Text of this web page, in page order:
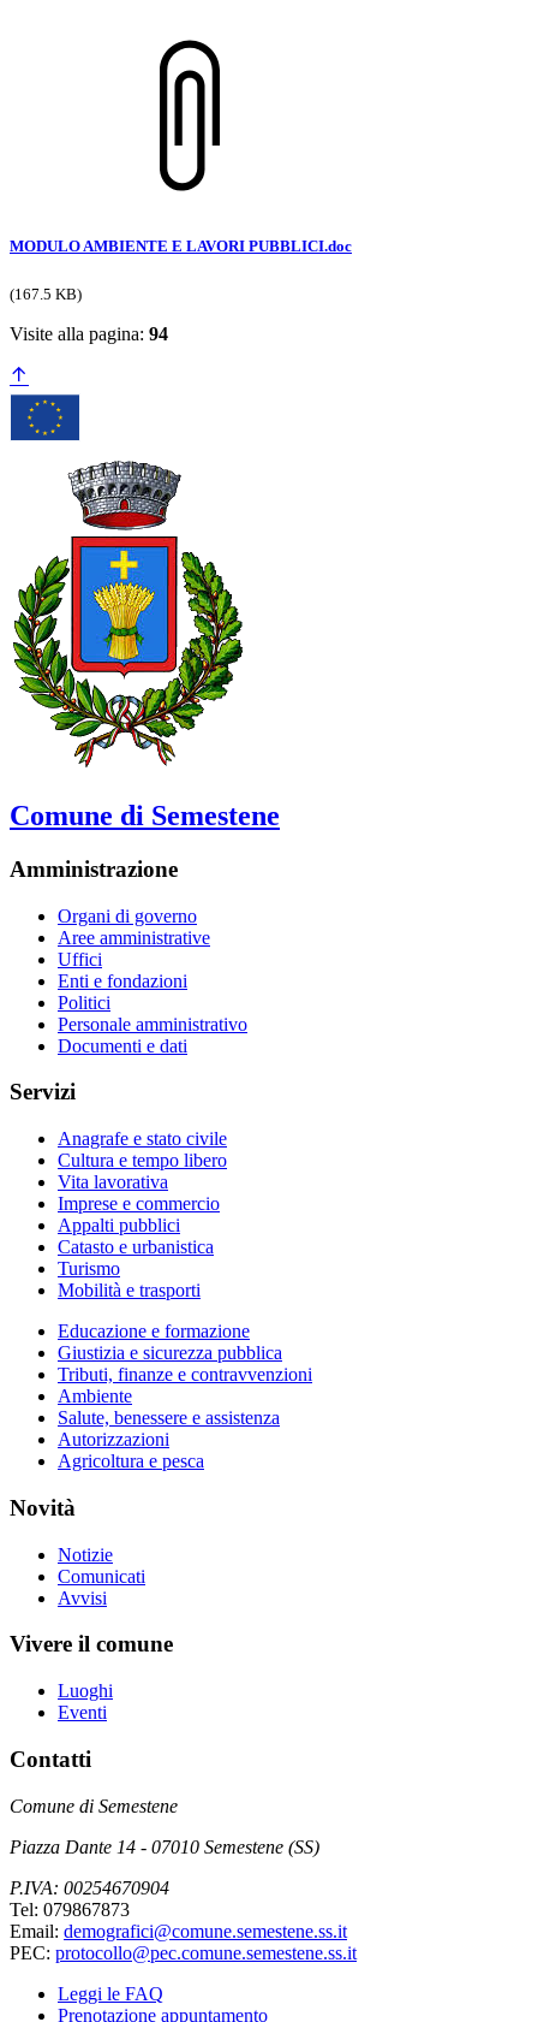
MODULO AMBIENTE E LAVORI PUBBLICI.doc
(167.5 KB)
Visite alla pagina: 94
Comune di Semestene
Amministrazione
Organi di governo
Aree amministrative
Uffici
Enti e fondazioni
Politici
Personale amministrativo
Documenti e dati
Servizi
Anagrafe e stato civile
Cultura e tempo libero
Vita lavorativa
Imprese e commercio
Appalti pubblici
Catasto e urbanistica
Turismo
Mobilità e trasporti
Educazione e formazione
Giustizia e sicurezza pubblica
Tributi, finanze e contravvenzioni
Ambiente
Salute, benessere e assistenza
Autorizzazioni
Agricoltura e pesca
Novità
Notizie
Comunicati
Avvisi
Vivere il comune
Luoghi
Eventi
Contatti
Comune di Semestene
Piazza Dante 14 - 07010 Semestene (SS)
P.IVA: 00254670904
Tel: 079867873
Email: demografici@comune.semestene.ss.it
PEC: protocollo@pec.comune.semestene.ss.it
Leggi le FAQ
Prenotazione appuntamento